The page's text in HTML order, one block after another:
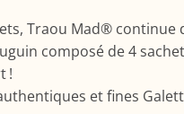
Traou Mad® continue
composé de 4
!
et fines